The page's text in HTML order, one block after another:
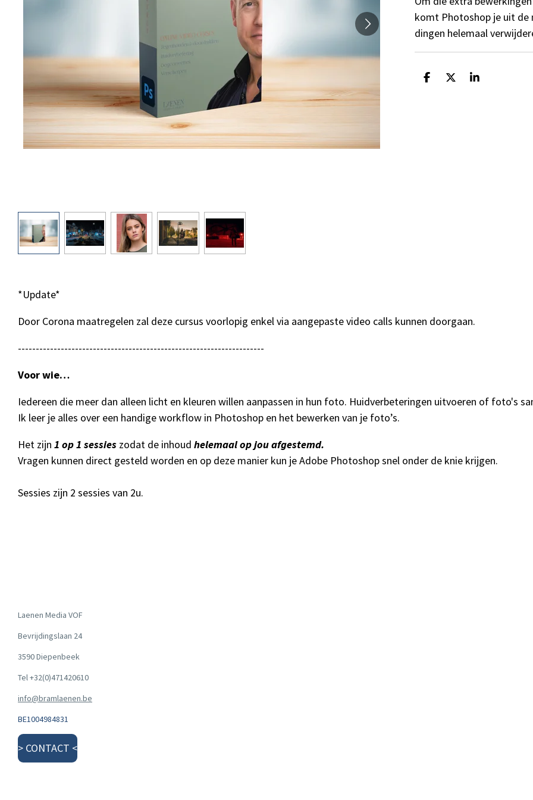
komt Photoshop je uit de
dingen helemaal
D
D
S
*Update*
Door Corona maatregelen zal deze cursus voorlopig enkel via aangepaste video calls kunnen doorgaan.
---------------------------------------------------------------------
Voor wie…
Iedereen die meer dan alleen licht en kleuren willen aanpassen in hun foto. Huidverbeteringen uitvoeren of foto's
Ik leer je alles over een handige workflow in Photoshop en het bewerken van je foto’s.
Het zijn 1 op 1 sessies zodat de inhoud helemaal op jou afgestemd.
Vragen kunnen direct gesteld worden en op deze manier kun je Adobe Photoshop snel onder de knie krijgen.
Sessies zijn 2 sessies van 2u.
Laenen Media VOF
Bevrijdingslaan 24
3590 Diepenbeek
Tel +32(0)471420610
info@bramlaenen.be
BE1004984831
> CONTACT <